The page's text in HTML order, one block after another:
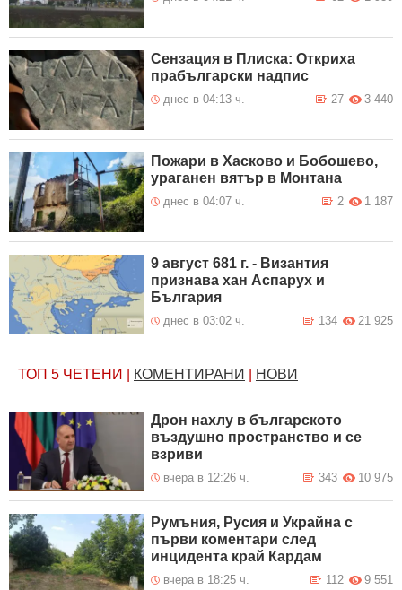
Сензация в Плиска: Откриха
прабългарски надпис
днес в 04:13 ч. 3 440
27
Пожари в Хасково и Бобошево,
ураганен вятър в Монтана
днес в 04:07 ч. 1 187
2
9 август 681 г. - Византия
признава хан Аспарух и
България
днес в 03:02 ч. 21 925
134
ТОП 5 ЧЕТЕНИ КОМЕНТИРАНИ НОВИ
Дрон нахлу в българското
въздушно пространство и се
взриви
вчера в 12:26 ч. 10 975
343
Румъния, Русия и Украйна с
първи коментари след
инцидента край Кардам
вчера в 18:25 ч. 9 551
112